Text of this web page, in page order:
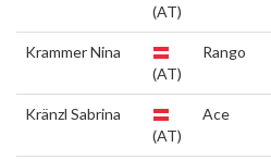
(AT)
Krammer Nina
(AT)
Rango
Kränzl Sabrina
(AT)
Ace